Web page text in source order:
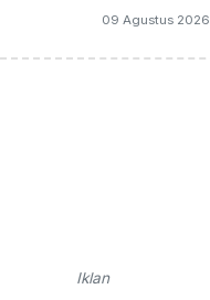
09 Agustus 2026
Iklan